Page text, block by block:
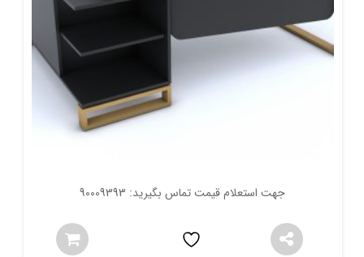
جهت استعلام قیمت تماس بگیرید: 90009393